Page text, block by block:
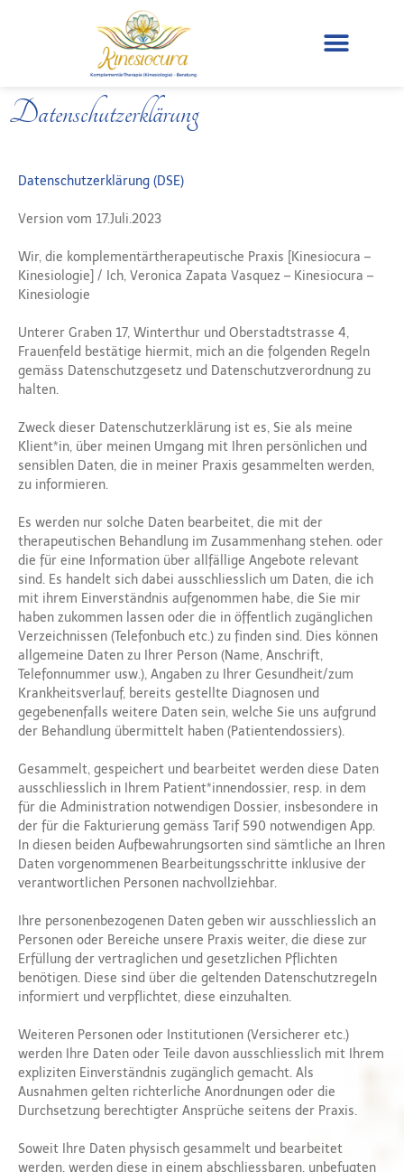
Datenschutzerklärung
Datenschutzerklärung (DSE)
Version vom 17.Juli.2023
Wir, die komplementärtherapeutische Praxis [Kinesiocura –
Kinesiologie] / Ich, Veronica Zapata Vasquez – Kinesiocura –
Kinesiologie
Unterer Graben 17, Winterthur und Oberstadtstrasse 4,
Frauenfeld bestätige hiermit, mich an die folgenden Regeln
gemäss Datenschutzgesetz und Datenschutzverordnung zu
halten.
Zweck dieser Datenschutzerklärung ist es, Sie als meine
Klient*in, über meinen Umgang mit Ihren persönlichen und
sensiblen Daten, die in meiner Praxis gesammelten werden,
zu informieren.
Es werden nur solche Daten bearbeitet, die mit der
therapeutischen Behandlung im Zusammenhang stehen. oder
die für eine Information über allfällige Angebote relevant
sind. Es handelt sich dabei ausschliesslich um Daten, die ich
mit ihrem Einverständnis aufgenommen habe, die Sie mir
haben zukommen lassen oder die in öffentlich zugänglichen
Verzeichnissen (Telefonbuch etc.) zu finden sind. Dies können
allgemeine Daten zu Ihrer Person (Name, Anschrift,
Telefonnummer usw.), Angaben zu Ihrer Gesundheit/zum
Krankheitsverlauf, bereits gestellte Diagnosen und
gegebenenfalls weitere Daten sein, welche Sie uns aufgrund
der Behandlung übermittelt haben (Patientendossiers).
Gesammelt, gespeichert und bearbeitet werden diese Daten
ausschliesslich in Ihrem Patient*innendossier, resp. in dem
für die Administration notwendigen Dossier, insbesondere in
der für die Fakturierung gemäss Tarif 590 notwendigen App.
In diesen beiden Aufbewahrungsorten sind sämtliche an Ihren
Daten vorgenommenen Bearbeitungsschritte inklusive der
verantwortlichen Personen nachvollziehbar.
Ihre personenbezogenen Daten geben wir ausschliesslich an
Personen oder Bereiche unsere Praxis weiter, die diese zur
Erfüllung der vertraglichen und gesetzlichen Pflichten
benötigen. Diese sind über die geltenden Datenschutzregeln
informiert und verpflichtet, diese einzuhalten.
Weiteren Personen oder Institutionen (Versicherer etc.)
werden Ihre Daten oder Teile davon ausschliesslich mit Ihrem
expliziten Einverständnis zugänglich gemacht. Als
Ausnahmen gelten richterliche Anordnungen oder die
Durchsetzung berechtigter Ansprüche seitens der Praxis.
Soweit Ihre Daten physisch gesammelt und bearbeitet
werden, werden diese in einem abschliessbaren, unbefugten